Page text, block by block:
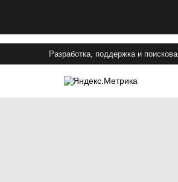
Разработка, поддержка и